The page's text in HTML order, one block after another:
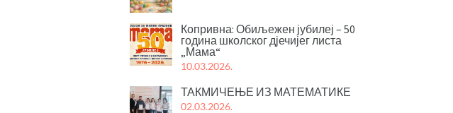
Копривна: Обиљежен јубилеј – 50
година школског дјечијег листа
„Мама“
10.03.2026.
ТАКМИЧЕЊЕ ИЗ МАТЕМАТИКЕ
02.03.2026.